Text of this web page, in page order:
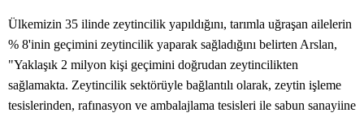
Ülkemizin 35 ilinde zeytincilik yapıldığını, tarımla uğraşan ailelerin
% 8'inin geçimini zeytincilik yaparak sağladığını belirten Arslan,
"Yaklaşık 2 milyon kişi geçimini doğrudan zeytincilikten
sağlamakta. Zeytincilik sektörüyle bağlantılı olarak, zeytin işleme
tesislerinden, rafınasyon ve ambalajlama tesisleri ile sabun sanayiine